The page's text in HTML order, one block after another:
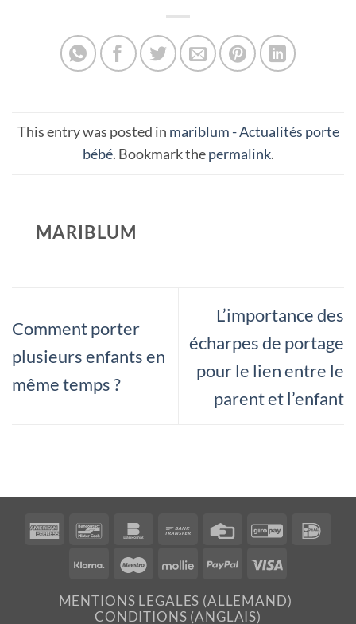
This entry was posted in mariblum - Actualités porte
bébé. Bookmark thepermalink.
MARIBLUM
Comment porter
plusieurs enfants en
même temps ?
L’importance des
écharpes de portage
pour le lien entre le
parent et l’enfant
AmericanBancontactBankomat
Bank
CreditGiroPay
Klarna MaestroMolliePayPal
MENTIONS LEGALES (ALLEMAND)
CONDITIONS (ANGLAIS)